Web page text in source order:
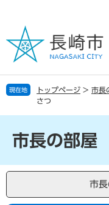
の
で
す
ー
ば
し
現在地 トップページ > 市長
さつ
市長の部屋
市